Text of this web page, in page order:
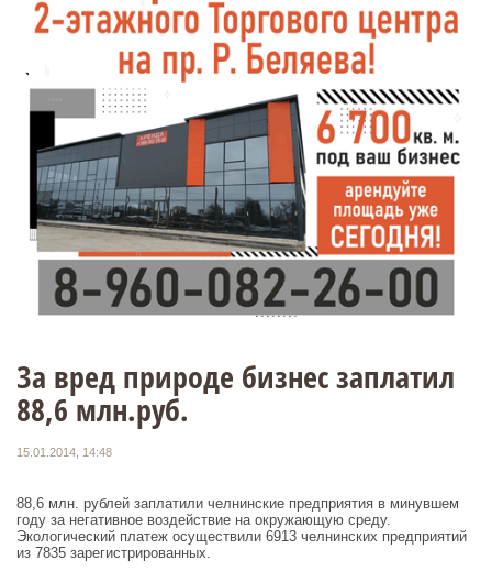
За вред природе бизнес заплатил
88,6 млн.руб.
15.01.2014, 14:48
88,6 млн. рублей заплатили челнинские предприятия в минувшем
году за негативное воздействие на окружающую среду.
Экологический платеж осуществили 6913 челнинских предприятий
из 7835 зарегистрированных.